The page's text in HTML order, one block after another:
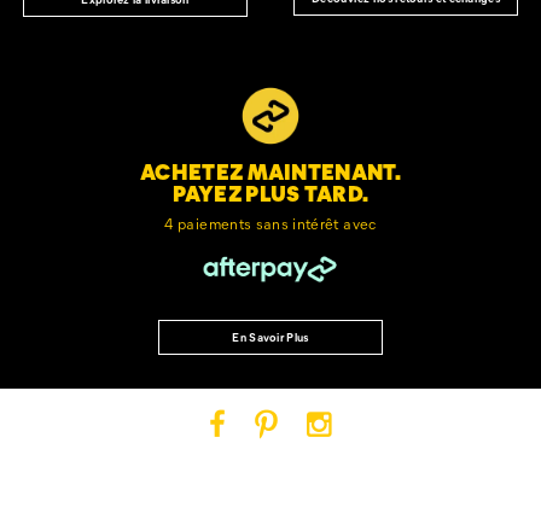
ACHETEZ MAINTENANT.
PAYEZ PLUS TARD.
4 paiements sans intérêt avec
En Savoir Plus